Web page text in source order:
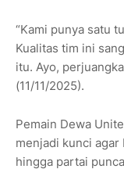
“Kami punya satu
Kualitas tim ini
itu. Ayo,
(11/11/2025).
Pemain Dewa
menjadi kunci agar
hingga partai